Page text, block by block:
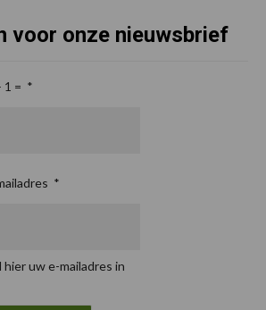
voor onze nieuwsbrief
1 = *
*
hier uw e-mailadres in